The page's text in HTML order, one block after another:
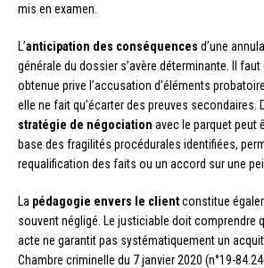
mis en examen.
L’anticipation des conséquences d’une
générale du dossier s’avère déterminante. Il
obtenue prive l’accusation d’éléments
elle ne fait qu’écarter des preuves secondaires.
stratégie de négociation avec le parquet peut
base des fragilités procédurales identifiées,
requalification des faits ou un accord sur une
La pédagogie envers le clientconstitue
souvent négligé. Le justiciable doit comprendre
acte ne garantit pas systématiquement un
Chambre criminelle du 7 janvier 2020 (n°19-